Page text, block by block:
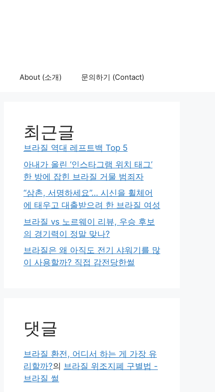
About (소개) 문의하기 (Contact)
최근글
브라질 역대 레프트백 Top 5
아내가 올린 ‘인스타그램 위치 태그’
한 방에 잡힌 브라질 거물 범죄자
“삼촌, 서명하세요”… 시신을 휠체어
에 태우고 대출받으려 한 브라질 여성
브라질 vs 노르웨이 리뷰, 우승 후보
의 경기력이 정말 맞나?
브라질은 왜 아직도 전기 샤워기를 많
이 사용할까? 직접 감전당한썰
댓글
브라질 환전, 어디서 하는 게 가장 유
리할까?의 브라질 위조지폐 구별법 -
브라질 썰